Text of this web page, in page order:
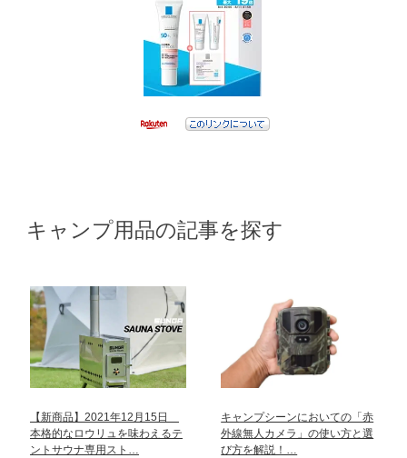
キャンプ用品の記事を探す
【新商品】2021年12月15日
本格的なロウリュを味わえるテ
ントサウナ専用スト…
キャンプシーンにおいての「赤
外線無人カメラ」の使い方と選
び方を解説！…